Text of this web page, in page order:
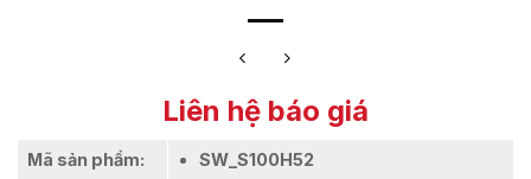
Liên hệ báo giá
Mã sản phẩm: SW_S100H52